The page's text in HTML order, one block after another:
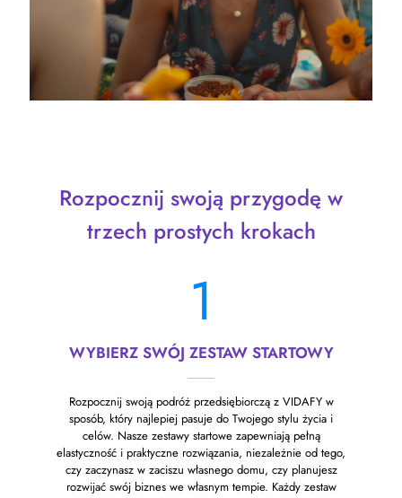
Rozpocznij swoją przygodę w
trzech prostych krokach
1
WYBIERZ SWÓJ ZESTAW STARTOWY
Rozpocznij swoją podróż przedsiębiorczą z VIDAFY w
sposób, który najlepiej pasuje do Twojego stylu życia i
celów. Nasze zestawy startowe zapewniają pełną
elastyczność i praktyczne rozwiązania, niezależnie od tego,
czy zaczynasz w zaciszu własnego domu, czy planujesz
rozwijać swój biznes we własnym tempie. Każdy zestaw